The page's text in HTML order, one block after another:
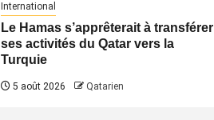
International
Le Hamas s’apprêterait à transférer
ses activités du Qatar vers la
Turquie
5 août 2026 Qatarien